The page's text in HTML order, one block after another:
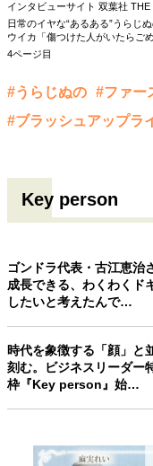
インタビューサイト 双葉社 THE
日常のイヤな“あるある”うらじ
ウイカ「傷つけた人がいたらごめ
4ページ目
#うらじぬの #ファー
#ブラッシュアップラ
Key person
ゴンドラ代表・古江恵治
成長できる、わくわくド
したいと考えたんで…
時代を象徴する「顔」と
刻む。ビジネスリーダー
枠『Key person』始…